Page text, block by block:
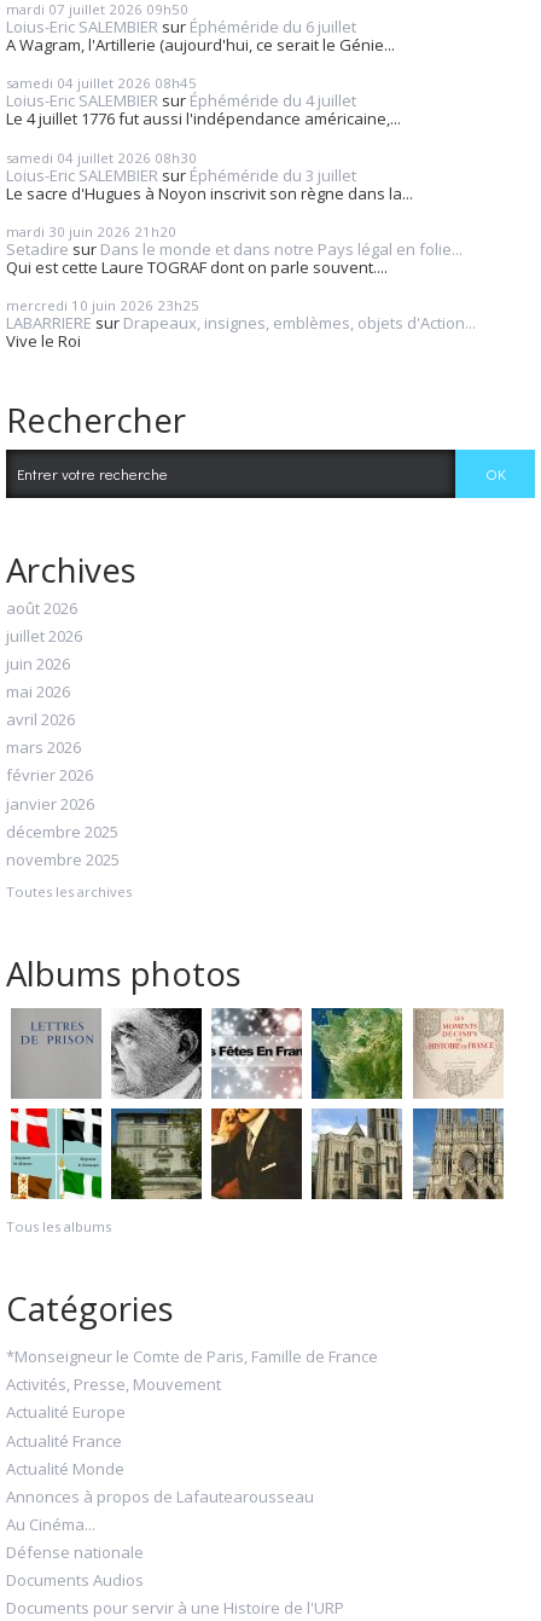
mardi 07 juillet 2026 09h50
Loius-Eric SALEMBIER sur Éphéméride du 6 juillet
A Wagram, l'Artillerie (aujourd'hui, ce serait le Génie...
samedi 04 juillet 2026 08h45
Loius-Eric SALEMBIER sur Éphéméride du 4 juillet
Le 4 juillet 1776 fut aussi l'indépendance américaine,...
samedi 04 juillet 2026 08h30
Loius-Eric SALEMBIER sur Éphéméride du 3 juillet
Le sacre d'Hugues à Noyon inscrivit son règne dans la...
mardi 30 juin 2026 21h20
Setadire sur Dans le monde et dans notre Pays légal en folie...
Qui est cette Laure TOGRAF dont on parle souvent....
mercredi 10 juin 2026 23h25
LABARRIERE sur Drapeaux, insignes, emblèmes, objets d'Action...
Vive le Roi
Rechercher
Archives
août 2026
juillet 2026
juin 2026
mai 2026
avril 2026
mars 2026
février 2026
janvier 2026
décembre 2025
novembre 2025
Toutes les archives
Albums photos
Tous les albums
Catégories
*Monseigneur le Comte de Paris, Famille de France
Activités, Presse, Mouvement
Actualité Europe
Actualité France
Actualité Monde
Annonces à propos de Lafautearousseau
Au Cinéma...
Défense nationale
Documents Audios
Documents pour servir à une Histoire de l'URP